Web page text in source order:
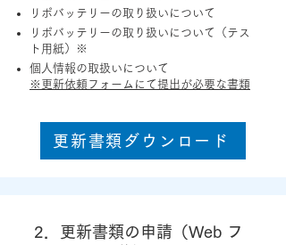
リポバッテリーの取り扱いについて
リポバッテリーの取り扱いについて（テス
ト用紙）※
個人情報の取扱いについて
※更新依頼フォームにて提出が必要な書類
更新書類ダウンロード
2．更新書類の申請（Web フ